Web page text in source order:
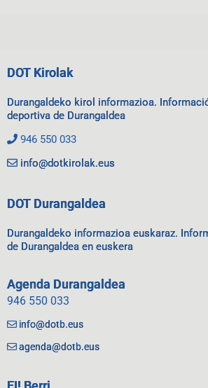
DOT Kirolak
Durangaldeko kirol informazioa.
deportiva de Durangaldea
946 550 033
info@dotkirolak.eus
DOT Durangaldea
Durangaldeko informazioa euskaraz.
de Durangaldea en euskera
Agenda Durangaldea
946 550 033
info@dotb.eus
agenda@dotb.eus